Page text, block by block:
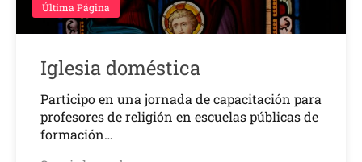
Última Página
Iglesia doméstica
Participo en una jornada de capacitación para
profesores de religión en escuelas públicas de
formación…